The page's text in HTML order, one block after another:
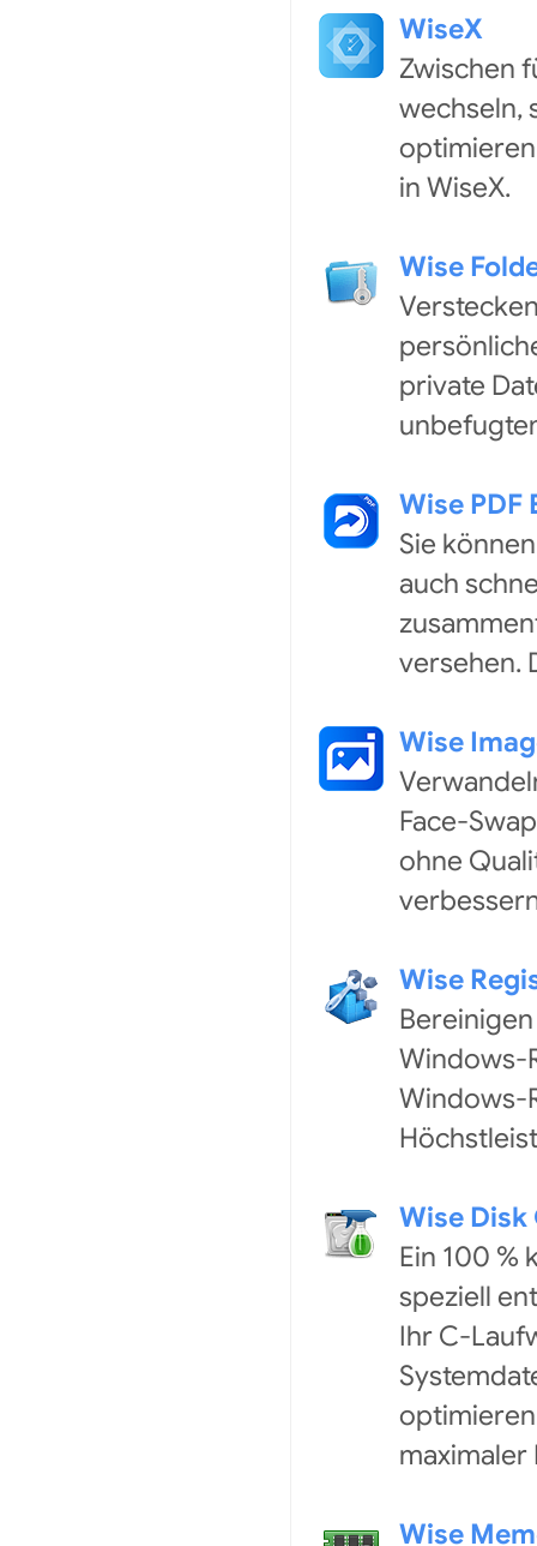
WiseX
Zwischen
wechseln,
in WiseX.
Wise
private
Wise PDF
Sie
auch
versehen.
Wise
Face-
ohne
Wise
Windows-
Windows-
Wise Disk
Ein 100 %
speziell
Ihr C-
optimieren
maximaler
Wise